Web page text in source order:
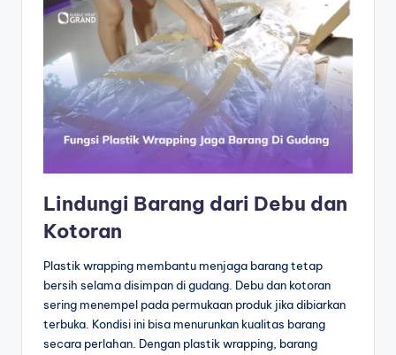
Lindungi Barang dari Debu dan
Kotoran
Plastik wrapping membantu menjaga barang tetap
bersih selama disimpan di gudang. Debu dan kotoran
sering menempel pada permukaan produk jika dibiarkan
terbuka. Kondisi ini bisa menurunkan kualitas barang
secara perlahan. Dengan plastik wrapping, barang